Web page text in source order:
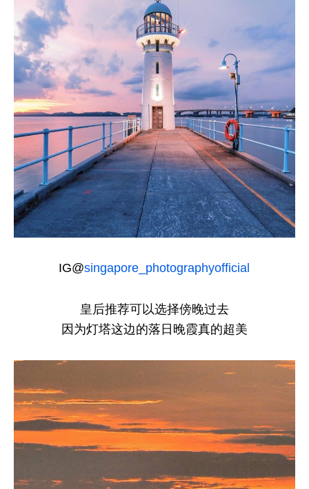
IG@singapore_photographyofficial
皇后推荐可以选择傍晚过去
因为灯塔这边的落日晚霞真的超美